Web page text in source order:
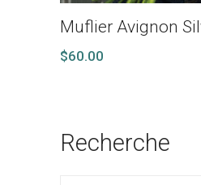
Muflier Avignon
$60.00
Recherche